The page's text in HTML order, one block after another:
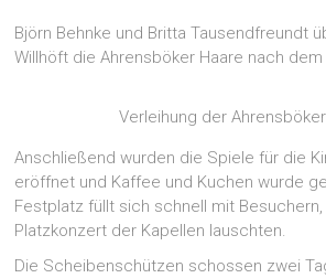
Björn Behnke und Britta Tausendfreundt
Willhöft die Ahrensböker Haare nach
Verleihung der
Anschließend wurden die Spiele für die
eröffnet und Kaffee und Kuchen wurde
Festplatz füllt sich schnell mit
Platzkonzert der Kapellen lauschten.
Die Scheibenschützen schossen zwei